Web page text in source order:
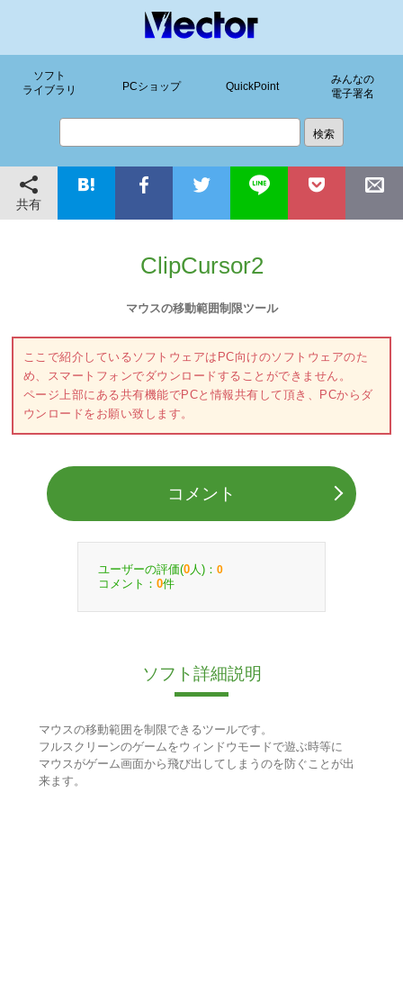
ソフト
ライブラリ
PCショップ QuickPoint
みんなの
電子署名
共有
ClipCursor2
マウスの移動範囲制限ツール
ここで紹介しているソフトウェアはPC向けのソフトウェアのた
め、スマートフォンでダウンロードすることができません。
ページ上部にある共有機能でPCと情報共有して頂き、PCからダ
ウンロードをお願い致します。
コメント
ユーザーの評価(0 人)： 0
コメント： 0件
ソフト詳細説明
マウスの移動範囲を制限できるツールです。
フルスクリーンのゲームをウィンドウモードで遊ぶ時等に
マウスがゲーム画面から飛び出してしまうのを防ぐことが出
来ます。